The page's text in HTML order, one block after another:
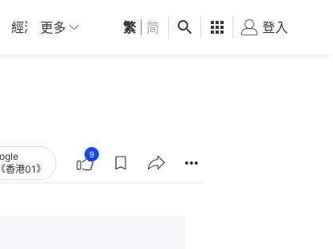
經濟 01深圳 觀點 健康 好食玩飛
更多 繁 简 登入
香港01》
9